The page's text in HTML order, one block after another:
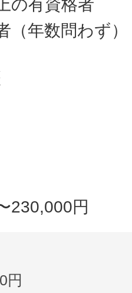
の有資格者
（年数問わず）
230,000円
円